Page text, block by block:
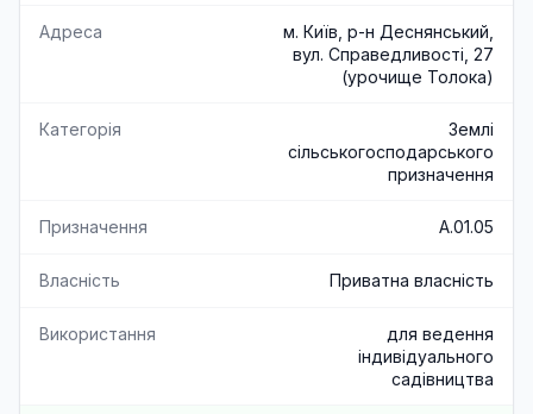
Адреса
м. Київ, р-н Деснянський,
вул. Справедливості, 27
(урочище Толока)
Категорія
Землі
сільськогосподарського
призначення
Призначення A.01.05
Власність Приватна власність
Використання
для ведення
індивідуального
садівництва